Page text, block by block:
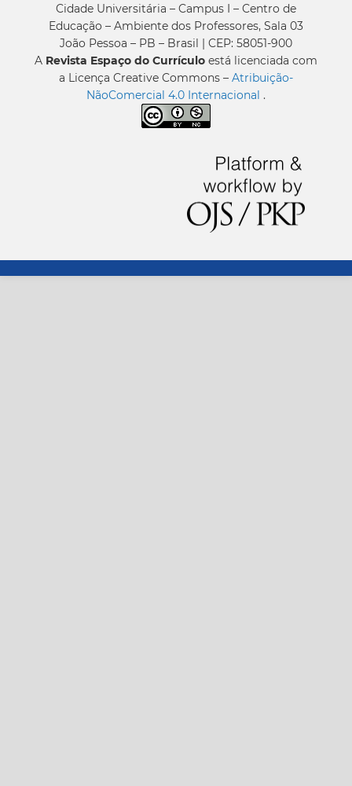
Cidade Universitária – Campus I – Centro de
Educação – Ambiente dos Professores, Sala 03
João Pessoa – PB – Brasil | CEP: 58051-900
A Revista Espaço do Currículo está licenciada com
a Licença Creative Commons – Atribuição-
NãoComercial 4.0 Internacional .